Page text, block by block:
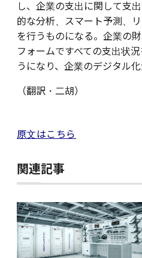
し、企業の支出に関して支
的な分析、スマート予測、
を行うものになる。企業の
フォームですべての支出状
うになり、企業のデジタル化
（翻訳・二胡）
原文はこちら
関連記事